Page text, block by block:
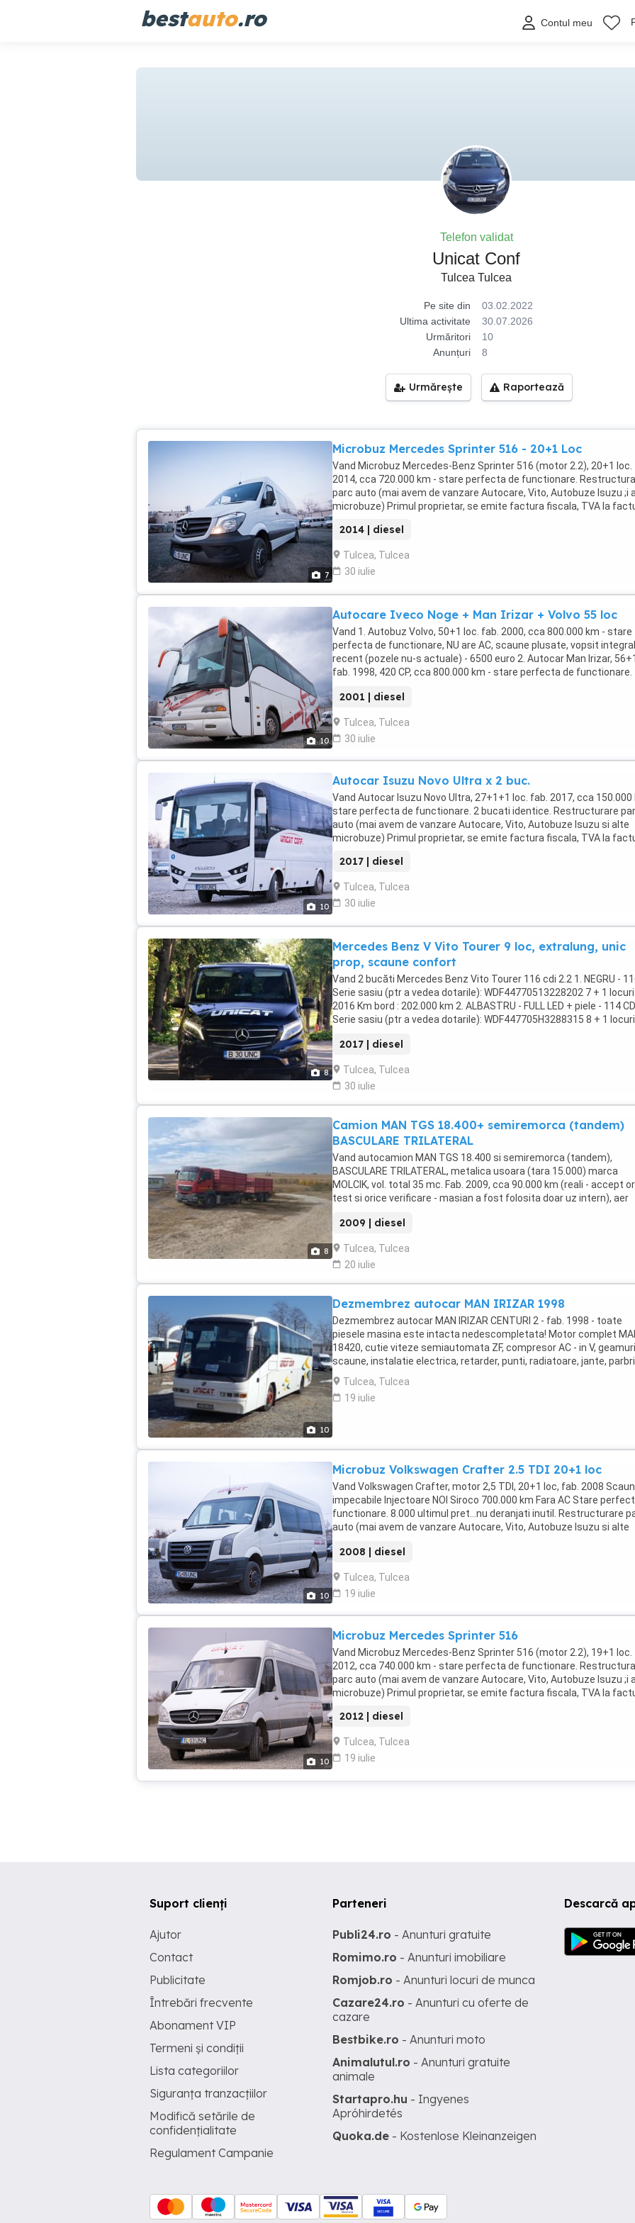
bestauto.ro Contul meu
Telefon validat
Unicat Conf
Tulcea Tulcea
Pe site din
03.02.2022
Ultima activitate
30.07.2026
Urmăritori
10
Anunțuri
8
Urmărește Raportează
7
Microbuz Mercedes Sprinter 516 - 20+1 Loc
Vand Microbuz Mercedes-Benz Sprinter 516 (motor 2.2), 20+1 loc.
2014, cca 720.000 km - stare perfecta de functionare.
parc auto (mai avem de vanzare Autocare, Vito, Autobuze Isuzu ;i
microbuze) Primul proprietar, se emite factura fiscala, TVA la
2014 | diesel
Tulcea, Tulcea
30 iulie
10
Autocare Iveco Noge + Man Irizar + Volvo 55 loc
Vand 1. Autobuz Volvo, 50+1 loc. fab. 2000, cca 800.000 km - stare
perfecta de functionare, NU are AC, scaune plusate, vopsit integral
recent (pozele nu-s actuale) - 6500 euro 2. Autocar Man Irizar,
fab. 1998, 420 CP, cca 800.000 km - stare perfecta de functionare.
800.000 km - stare perfecta de functionare. - 8.500 euro
microbuze) Primul proprietar.
2001 | diesel
Tulcea, Tulcea
30 iulie
10
Autocar Isuzu Novo Ultra x 2 buc.
Vand Autocar Isuzu Novo Ultra, 27+1+1 loc. fab. 2017, cca 150.000
stare perfecta de functionare. 2 bucati identice. Restructurare
auto (mai avem de vanzare Autocare, Vito, Autobuze Isuzu si alte
microbuze) Primul proprietar, se emite factura fiscala, TVA la
2017 | diesel
Tulcea, Tulcea
30 iulie
8
Mercedes Benz V Vito Tourer 9 loc, extralung, unic
prop, scaune confort
Vand 2 bucăti Mercedes Benz Vito Tourer 116 cdi 2.2 1. NEGRU -
Serie sasiu (ptr a vedea dotarile): WDF44770513228202 7 + 1 locuri
2016 Km bord : 202.000 km 2. ALBASTRU - FULL LED + piele - 114 CDI
Serie sasiu (ptr a vedea dotarile): WDF447705H3288315 8 + 1 locuri
Mercedes Benz - cutie viteza manuala - tractiune 4 x 2 - spate -
inapoi - SCAUNE CONFORT PE SINA, - carlige de remorcare din
etc Autoturismele se conduc cu categoria B, service exclusiv
tractat remorci marfa RO-U.E !!! Au efectuat doar transfer de
- VIP- Tulcea - Otopeni - aeroport. Restructurare parc auto (mai
de vanzare Autocare, Vito, Autobuze Isuzu si alte microbuze) Primul
proprietar, se emite factura fiscala Pretul este pentru o unitate și
adauga TVA la valoarea facturii. (nu se adauga TVA la achizitiile
intracomunitare) Se ofera garantie 6 luni. ACCEPT ORICE TESTARE,
6 luni.
2017 | diesel
Tulcea, Tulcea
30 iulie
8
Camion MAN TGS 18.400+ semiremorca (tandem)
BASCULARE TRILATERAL
Vand autocamion MAN TGS 18.400 si semiremorca (tandem),
BASCULARE TRILATERAL, metalica usoara (tara 15.000) marca
MOLCIK, vol. total 35 mc. Fab. 2009, cca 90.000 km (reali - accept
test si orice verificare - masian a fost folosita doar uz intern), aer
intarder, etc. Stare foarte buna!!! Accept schimb doar cu TIR (bena
2009 | diesel
Tulcea, Tulcea
20 iulie
10
Dezmembrez autocar MAN IRIZAR 1998
Dezmembrez autocar MAN IRIZAR CENTURI 2 - fab. 1998 - toate
piesele masina este intacta nedescompletata! Motor complet
18420, cutie viteze semiautomata ZF, compresor AC - in V,
scaune, instalatie electrica, retarder, punti, radiatoare, jante,
geamuri laterale, rezervoare, elemente caroserie etc Restructurare
parc auto (mai avem de vanzare Autocare, Vito, Autobuze Isuzu si
microbuze IN STARE FOARTE BUNA DE FUNCTIONARE)
Tulcea, Tulcea
19 iulie
10
Microbuz Volkswagen Crafter 2.5 TDI 20+1 loc
Vand Volkswagen Crafter, motor 2,5 TDI, 20+1 loc, fab. 2008
impecabile Injectoare NOI Siroco 700.000 km Fara AC Stare
functionare. 8.000 ultimul pret...nu deranjati inutil. Restructurare
auto (mai avem de vanzare Autocare, Vito, Autobuze Isuzu si alte
factura.
2008 | diesel
Tulcea, Tulcea
19 iulie
10
Microbuz Mercedes Sprinter 516
Vand Microbuz Mercedes-Benz Sprinter 516 (motor 2.2), 19+1 loc.
2012, cca 740.000 km - stare perfecta de functionare.
parc auto (mai avem de vanzare Autocare, Vito, Autobuze Isuzu ;i
microbuze) Primul proprietar, se emite factura fiscala, TVA la
2012 | diesel
Tulcea, Tulcea
19 iulie
Descarcă
Suport clienți
Ajutor
Contact
Publicitate
Întrebări frecvente
Abonament VIP
Termeni și condiții
Lista categoriilor
Siguranța tranzacțiilor
Modifică setările de
confidențialitate
Regulament Campanie
Parteneri
Publi24.ro - Anunturi gratuite
Romimo.ro - Anunturi imobiliare
Romjob.ro - Anunturi locuri de munca
Cazare24.ro - Anunturi cu oferte de
cazare
Bestbike.ro - Anunturi moto
Animalutul.ro - Anunturi gratuite
animale
Startapro.hu - Ingyenes
Apróhirdetés
Quoka.de - Kostenlose Kleinanzeigen